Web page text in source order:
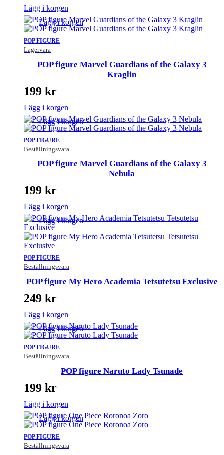
Lägg i korgen
POP FIGURE
Lagervara
Lägg i korgen
POP figure Marvel Guardians of the Galaxy 3
Kraglin
199 kr
Lägg i korgen
POP FIGURE
Beställningsvara
Lägg i korgen
POP figure Marvel Guardians of the Galaxy 3
Nebula
199 kr
Lägg i korgen
POP FIGURE
Beställningsvara
Lägg i korgen
POP figure My Hero Academia Tetsutetsu Exclusive
249 kr
Lägg i korgen
POP FIGURE
Beställningsvara
Lägg i korgen
POP figure Naruto Lady Tsunade
199 kr
Lägg i korgen
POP FIGURE
Beställningsvara
Lägg i korgen